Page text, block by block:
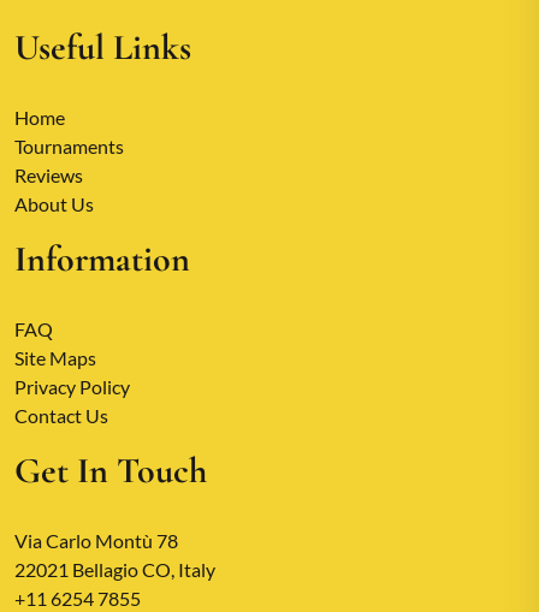
Useful Links
Home
Tournaments
Reviews
About Us
Information
FAQ
Site Maps
Privacy Policy
Contact Us
Get In Touch
Via Carlo Montù 78
22021 Bellagio CO, Italy
+11 6254 7855